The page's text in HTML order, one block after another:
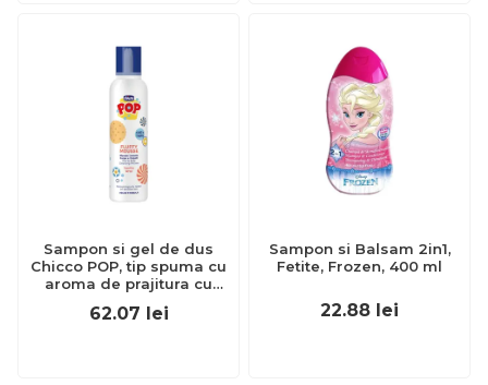
Sampon si gel de dus
Chicco POP, tip spuma cu
aroma de prajitura cu
pentru copii si adolescenti,
62.07 lei
Sampon si Balsam 2in1,
Fetite, Frozen, 400 ml
22.88 lei